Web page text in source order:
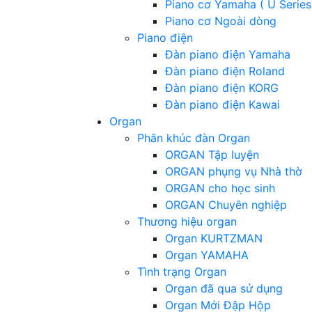
Piano cơ Yamaha ( U
Piano cơ Ngoài dòng
Piano điện
Đàn piano điện Yamaha
Đàn piano điện Roland
Đàn piano điện KORG
Đàn piano điện Kawai
Organ
Phân khúc đàn Organ
ORGAN Tập luyện
ORGAN phụng vụ Nhà thờ
ORGAN cho học sinh
ORGAN Chuyên nghiệp
Thương hiệu organ
Organ KURTZMAN
Organ YAMAHA
Tình trạng Organ
Organ đã qua sử dụng
Organ Mới Đập Hộp